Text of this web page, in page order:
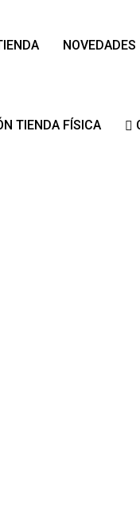
NOVEDADES
TIENDA FÍSICA